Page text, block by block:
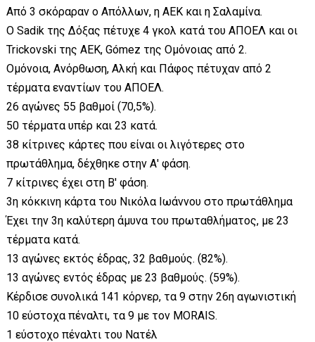
Από 3 σκόραραν ο Απόλλων, η ΑΕΚ και η Σαλαμίνα.
Ο Sadik της Δόξας πέτυχε 4 γκολ κατά του ΑΠΟΕΛ και οι
Trickovski της ΑΕΚ, Gómez της Ομόνοιας από 2.
Ομόνοια, Ανόρθωση, Αλκή και Πάφος πέτυχαν από 2
τέρματα εναντίων του ΑΠΟΕΛ.
26 αγώνες 55 βαθμοί (70,5%).
50 τέρματα υπέρ και 23 κατά.
38 κίτρινες κάρτες που είναι οι λιγότερες στο
πρωτάθλημα, δέχθηκε στην Α' φάση.
7 κίτρινες έχει στη Β' φάση.
3η κόκκινη κάρτα του Νικόλα Ιωάννου στο πρωτάθλημα
Έχει την 3η καλύτερη άμυνα του πρωταθλήματος, με 23
τέρματα κατά.
13 αγώνες εκτός έδρας, 32 βαθμούς. (82%).
13 αγώνες εντός έδρας με 23 βαθμούς. (59%).
Κέρδισε συνολικά 141 κόρνερ, τα 9 στην 26η αγωνιστική
10 εύστοχα πέναλτι, τα 9 με τον MORAIS.
1 εύστοχο πέναλτι του Νατέλ